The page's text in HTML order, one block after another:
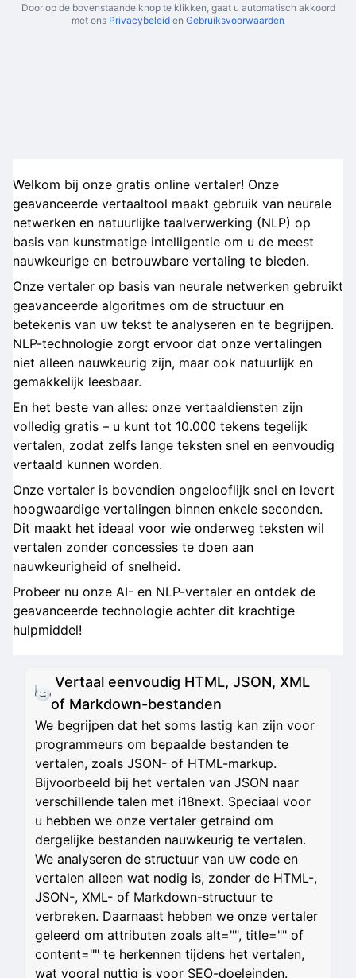
Door op de bovenstaande knop te klikken, gaat u automatisch akkoord
met ons Privacybeleid en Gebruiksvoorwaarden
Welkom bij onze gratis online vertaler! Onze
geavanceerde vertaaltool maakt gebruik van neurale
netwerken en natuurlijke taalverwerking (NLP) op
basis van kunstmatige intelligentie om u de meest
nauwkeurige en betrouwbare vertaling te bieden.
Onze vertaler op basis van neurale netwerken gebruikt
geavanceerde algoritmes om de structuur en
betekenis van uw tekst te analyseren en te begrijpen.
NLP-technologie zorgt ervoor dat onze vertalingen
niet alleen nauwkeurig zijn, maar ook natuurlijk en
gemakkelijk leesbaar.
En het beste van alles: onze vertaaldiensten zijn
volledig gratis – u kunt tot 10.000 tekens tegelijk
vertalen, zodat zelfs lange teksten snel en eenvoudig
vertaald kunnen worden.
Onze vertaler is bovendien ongelooflijk snel en levert
hoogwaardige vertalingen binnen enkele seconden.
Dit maakt het ideaal voor wie onderweg teksten wil
vertalen zonder concessies te doen aan
nauwkeurigheid of snelheid.
Probeer nu onze AI- en NLP-vertaler en ontdek de
geavanceerde technologie achter dit krachtige
hulpmiddel!
Vertaal eenvoudig HTML, JSON, XML
of Markdown-bestanden
We begrijpen dat het soms lastig kan zijn voor
programmeurs om bepaalde bestanden te
vertalen, zoals JSON- of HTML-markup.
Bijvoorbeeld bij het vertalen van JSON naar
verschillende talen met i18next. Speciaal voor
u hebben we onze vertaler getraind om
dergelijke bestanden nauwkeurig te vertalen.
We analyseren de structuur van uw code en
vertalen alleen wat nodig is, zonder de HTML-,
JSON-, XML- of Markdown-structuur te
verbreken. Daarnaast hebben we onze vertaler
geleerd om attributen zoals alt="", title="" of
content="" te herkennen tijdens het vertalen,
wat vooral nuttig is voor SEO-doeleinden.